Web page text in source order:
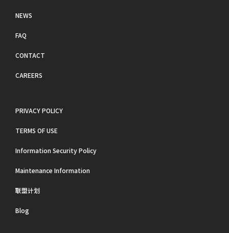
NEWS
FAQ
CONTACT
CAREERS
PRIVACY POLICY
TERMS OF USE
Information Security Policy
Maintenance Information
联盟计划
Blog